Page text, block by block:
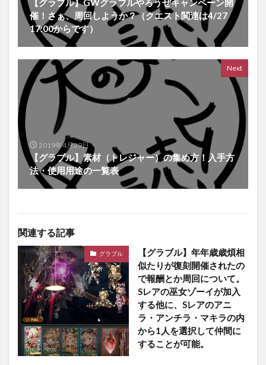
【グラブル】GWグラブルやろうぜキャンペーン開
催！さぁ、周回しようか？（クエスト関連は4/27
17:00からです）
Next
2019年4月29日
【グラブル】素材（トレジャー）の集め方！入手方
法・使用用途の一覧表
関連する記事
グラブル
【グラブル】年年歳歳煩相
似たりが復刻開催されたの
で報酬とか周回について。
Sレアの巫女ゾーイが加入
する他に、Sレアのアニ
ラ・アンチラ・マキラの内
から1人を選択して仲間に
することが可能。